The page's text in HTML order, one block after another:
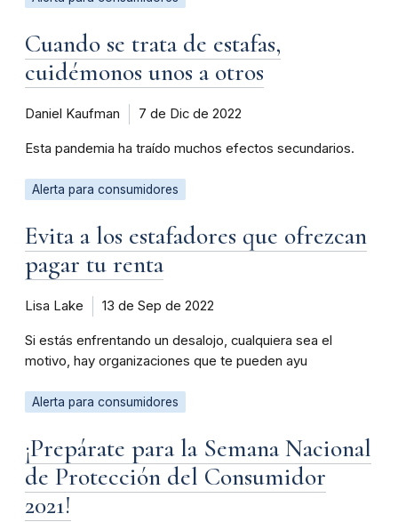
Cuando se trata de estafas,
cuidémonos unos a otros
Daniel Kaufman 7 de Dic de 2022
Esta pandemia ha traído muchos efectos secundarios.
Alerta para consumidores
Evita a los estafadores que ofrezcan
pagar tu renta
Lisa Lake 13 de Sep de 2022
Si estás enfrentando un desalojo, cualquiera sea el
motivo, hay organizaciones que te pueden ayu
Alerta para consumidores
¡Prepárate para la Semana Nacional
de Protección del Consumidor
2021!